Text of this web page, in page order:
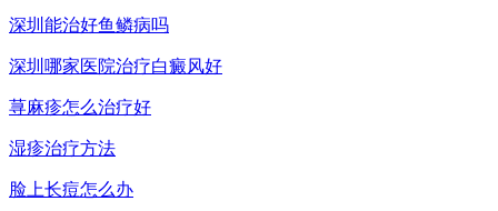
深圳能治好鱼鳞病吗
深圳哪家医院治疗白癜风好
荨麻疹怎么治疗好
湿疹治疗方法
脸上长痘怎么办